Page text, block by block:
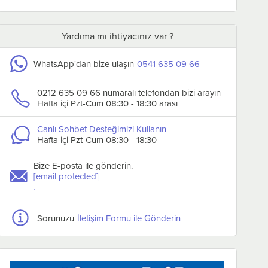
Boğaziçi Patates Soyma
Makinesi, 25 Kg
₺82.968,88
₺138.281,47
Sepete Ekle
Boğaziçi Patates
Yardıma mı ihtiyacınız var ?
WhatsApp'dan bize ulaşın 0541 635 09 66
0212 635 09 66 numaralı telefondan bizi arayın
Hafta içi Pzt-Cum 08:30 - 18:30 arası
Canlı Sohbet Desteğimizi Kullanın
Hafta içi Pzt-Cum 08:30 - 18:30
Bize E-posta ile gönderin.
[email protected]
.
Sorunuzu İletişim Formu ile Gönderin